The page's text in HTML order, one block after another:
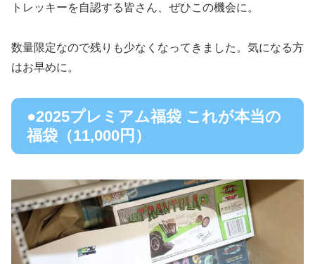
トレッキーを自認する皆さん、ぜひこの機会に。
数量限定なので残りも少なくなってきました。気になる方
はお早めに。
●2025プレミアム福袋 これが本当の
福袋（11,000円）